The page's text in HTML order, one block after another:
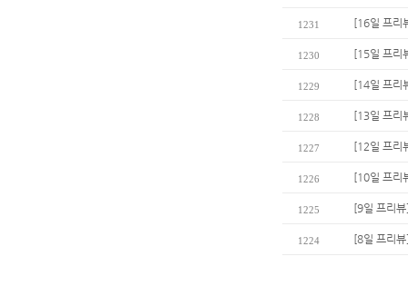
1231 [16일 프리
1230 [15일 프리
1229 [14일 프리
1228 [13일 프리
1227 [12일 프리
1226 [10일 프리
1225 [9일 프리
1224 [8일 프리